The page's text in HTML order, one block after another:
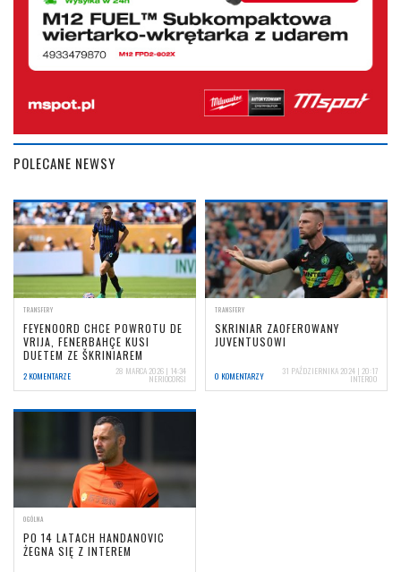
POLECANE NEWSY
TRANSFERY
FEYENOORD CHCE POWROTU DE
VRIJA, FENERBAHÇE KUSI
DUETEM ZE ŠKRINIAREM
2 KOMENTARZE 28 MARCA 2026 | 14:34
NERIOCORSI
TRANSFERY
SKRINIAR ZAOFEROWANY
JUVENTUSOWI
0 KOMENTARZY 31 PAŹDZIERNIKA 2024 | 20:17
INTER00
OGÓLNA
PO 14 LATACH HANDANOVIC
ŻEGNA SIĘ Z INTEREM